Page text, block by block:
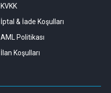
KVKK
İptal & İade Koşulları
AML Politikası
İlan Koşulları